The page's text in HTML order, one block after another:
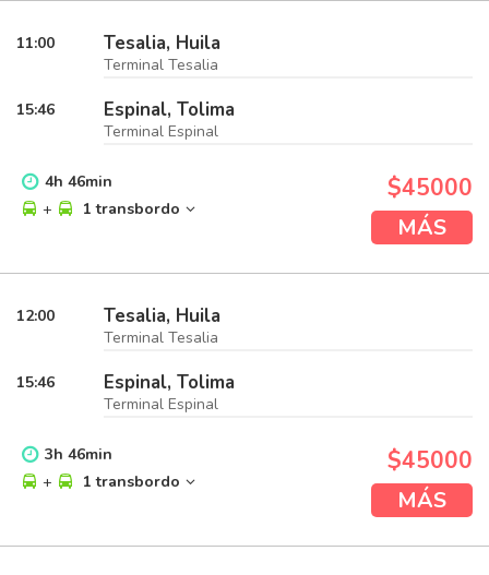
11:00 Tesalia, Huila
Terminal Tesalia
15:46 Espinal, Tolima
Terminal Espinal
4h 46min
+
1 transbordo
$45000
MÁS
12:00 Tesalia, Huila
Terminal Tesalia
15:46 Espinal, Tolima
Terminal Espinal
3h 46min
+
1 transbordo
$45000
MÁS